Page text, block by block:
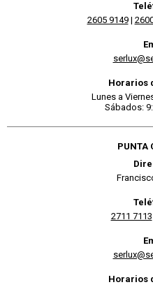
2605 9149|
Horarios
Lunes a
Sábados:
PUNTA
2711 7113
Horarios